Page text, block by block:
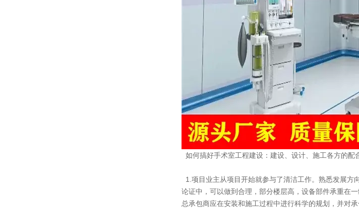
如何搞好手术室工程建设：建设、设计、施工各方的配
1.项目业主从项目开始就参与了清洁工作。熟悉发展
论证中，可以做到合理，部分楼层高，设备部件承重在
总承包商应在安装和施工过程中进行科学的规划，并对